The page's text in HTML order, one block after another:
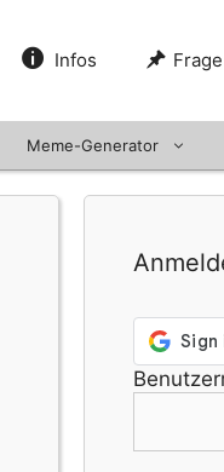
Infos
Meme-Generator